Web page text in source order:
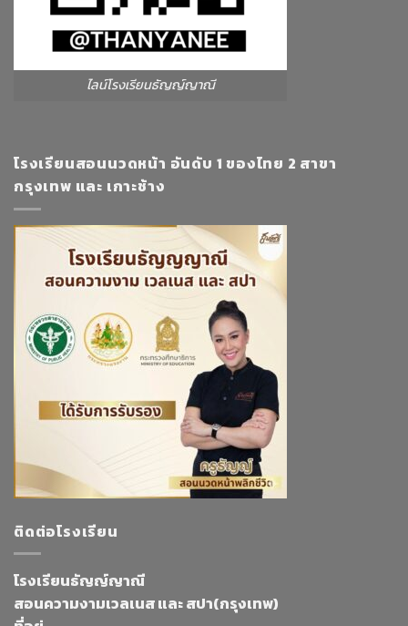
ไลน์โรงเรียนธัญญ์ญาณี
โรงเรียนสอนนวดหน้า อันดับ 1 ของไทย 2 สาขา
กรุงเทพ และ เกาะช้าง
ติดต่อโรงเรียน
โรงเรียนธัญญ์ญาณี
สอนความงามเวลเนส และ สปา(กรุงเทพ)